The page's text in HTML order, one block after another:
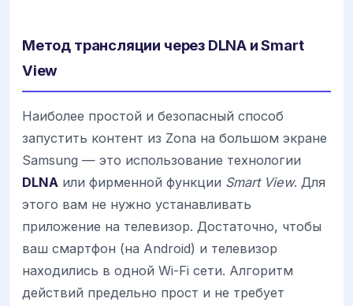
Метод трансляции через DLNA и Smart
View
Наиболее простой и безопасный способ
запустить контент из Zona на большом экране
Samsung — это использование технологии
DLNA или фирменной функции Smart View. Для
этого вам не нужно устанавливать
приложение на телевизор. Достаточно, чтобы
ваш смартфон (на Android) и телевизор
находились в одной Wi-Fi сети. Алгоритм
действий предельно прост и не требует